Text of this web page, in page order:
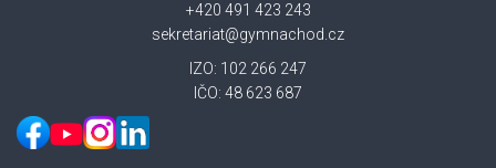
+420 491 423 243
sekretariat@gymnachod.cz
IZO: 102 266 247
IČO: 48 623 687